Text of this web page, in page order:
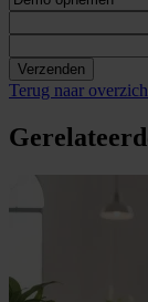
Verzenden
Terug naar